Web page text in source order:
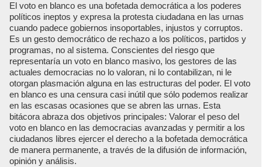
El voto en blanco es una bofetada democrática a los poderes
políticos ineptos y expresa la protesta ciudadana en las urnas
cuando padece gobiernos insoportables, injustos y corruptos.
Es un gesto democrático de rechazo a los políticos, partidos y
programas, no al sistema. Conscientes del riesgo que
representaría un voto en blanco masivo, los gestores de las
actuales democracias no lo valoran, ni lo contabilizan, ni le
otorgan plasmación alguna en las estructuras del poder. El voto
en blanco es una censura casi inútil que sólo podemos realizar
en las escasas ocasiones que se abren las urnas. Esta
bitácora abraza dos objetivos principales: Valorar el peso del
voto en blanco en las democracias avanzadas y permitir a los
ciudadanos libres ejercer el derecho a la bofetada democrática
de manera permanente, a través de la difusión de información,
opinión y análisis.